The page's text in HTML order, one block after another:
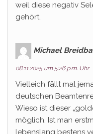
weil diese negativ
gehört.
Michael
08.11.2025 um 5:26 p.m. Uhr
Vielleich fällt mal
deutschen
Wieso ist dieser
möglich. Ist man
lebenslang bestens